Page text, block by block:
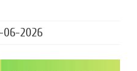
06-2026